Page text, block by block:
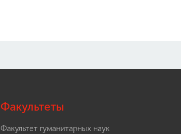
Факультеты
Факультет гуманитарных наук